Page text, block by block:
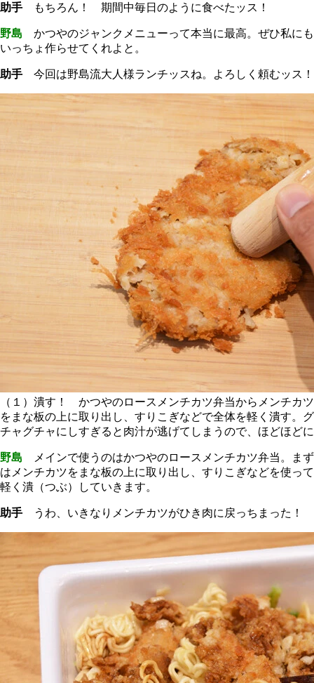
助手 もちろん！ 期間中毎日のように食べたッス！
野島 かつやのジャンクメニューって本当に最高。ぜひ私にも
いっちょ作らせてくれよと。
助手 今回は野島流大人様ランチッスね。よろしく頼むッス！
（１）潰す！ かつやのロースメンチカツ弁当からメンチカツ
をまな板の上に取り出し、すりこぎなどで全体を軽く潰す。グ
チャグチャにしすぎると肉汁が逃げてしまうので、ほどほどに
野島 メインで使うのはかつやのロースメンチカツ弁当。まず
はメンチカツをまな板の上に取り出し、すりこぎなどを使って
軽く潰（つぶ）していきます。
助手 うわ、いきなりメンチカツがひき肉に戻っちまった！